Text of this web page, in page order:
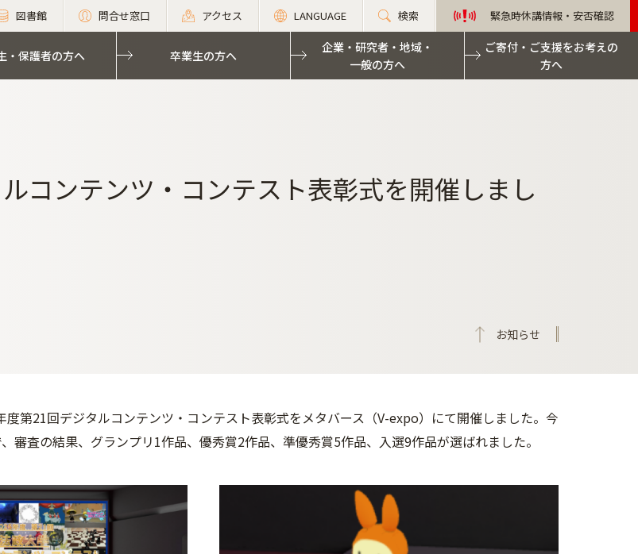
図書館 問合せ窓口 アクセス LANGUAGE 検索 緊急時休講情報・安否確認
・保護者の方へ 卒業生の方へ
企業・研究者・地域・
一般の方へ
ご寄付・ご支援をお考えの
方へ
コンテンツ・コンテスト表彰式を開催しまし
お知らせ
度第21回デジタルコンテンツ・コンテスト表彰式をメタバース（V-expo）にて開催しました。今
審査の結果、グランプリ1作品、優秀賞2作品、準優秀賞5作品、入選9作品が選ばれました。